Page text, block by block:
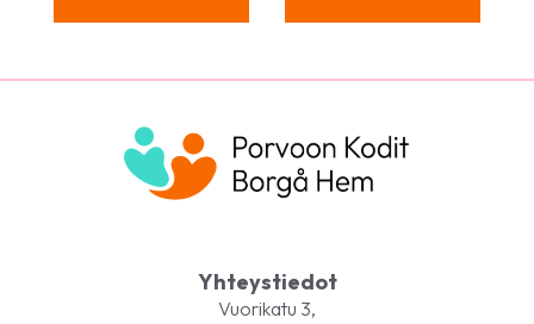
Yhteystiedot
Vuorikatu 3,